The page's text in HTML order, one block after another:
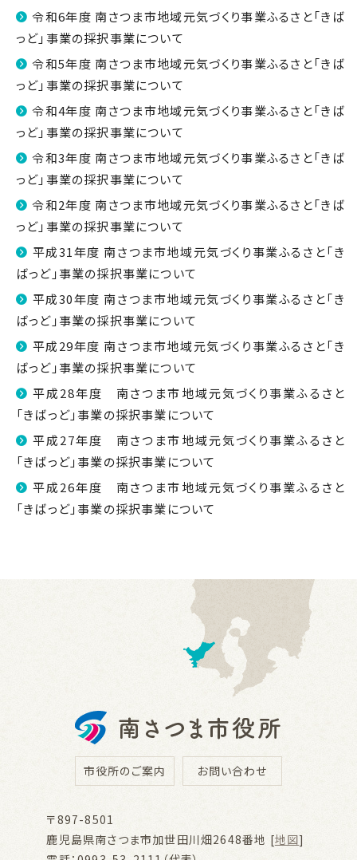
令和6年度 南さつま市地域元気づくり事業ふるさと「きば
っど」事業の採択事業について
令和5年度 南さつま市地域元気づくり事業ふるさと「きば
っど」事業の採択事業について
令和4年度 南さつま市地域元気づくり事業ふるさと「きば
っど」事業の採択事業について
令和3年度 南さつま市地域元気づくり事業ふるさと「きば
っど」事業の採択事業について
令和2年度 南さつま市地域元気づくり事業ふるさと「きば
っど」事業の採択事業について
平成31年度 南さつま市地域元気づくり事業ふるさと「き
ばっど」事業の採択事業について
平成30年度 南さつま市地域元気づくり事業ふるさと「き
ばっど」事業の採択事業について
平成29年度 南さつま市地域元気づくり事業ふるさと「き
ばっど」事業の採択事業について
平成28年度 南さつま市地域元気づくり事業ふるさと
「きばっど」事業の採択事業について
平成27年度 南さつま市地域元気づくり事業ふるさと
「きばっど」事業の採択事業について
平成26年度 南さつま市地域元気づくり事業ふるさと
「きばっど」事業の採択事業について
市役所のご案内 お問い合わせ
〒897-8501
鹿児島県南さつま市加世田川畑2648番地 [地図]